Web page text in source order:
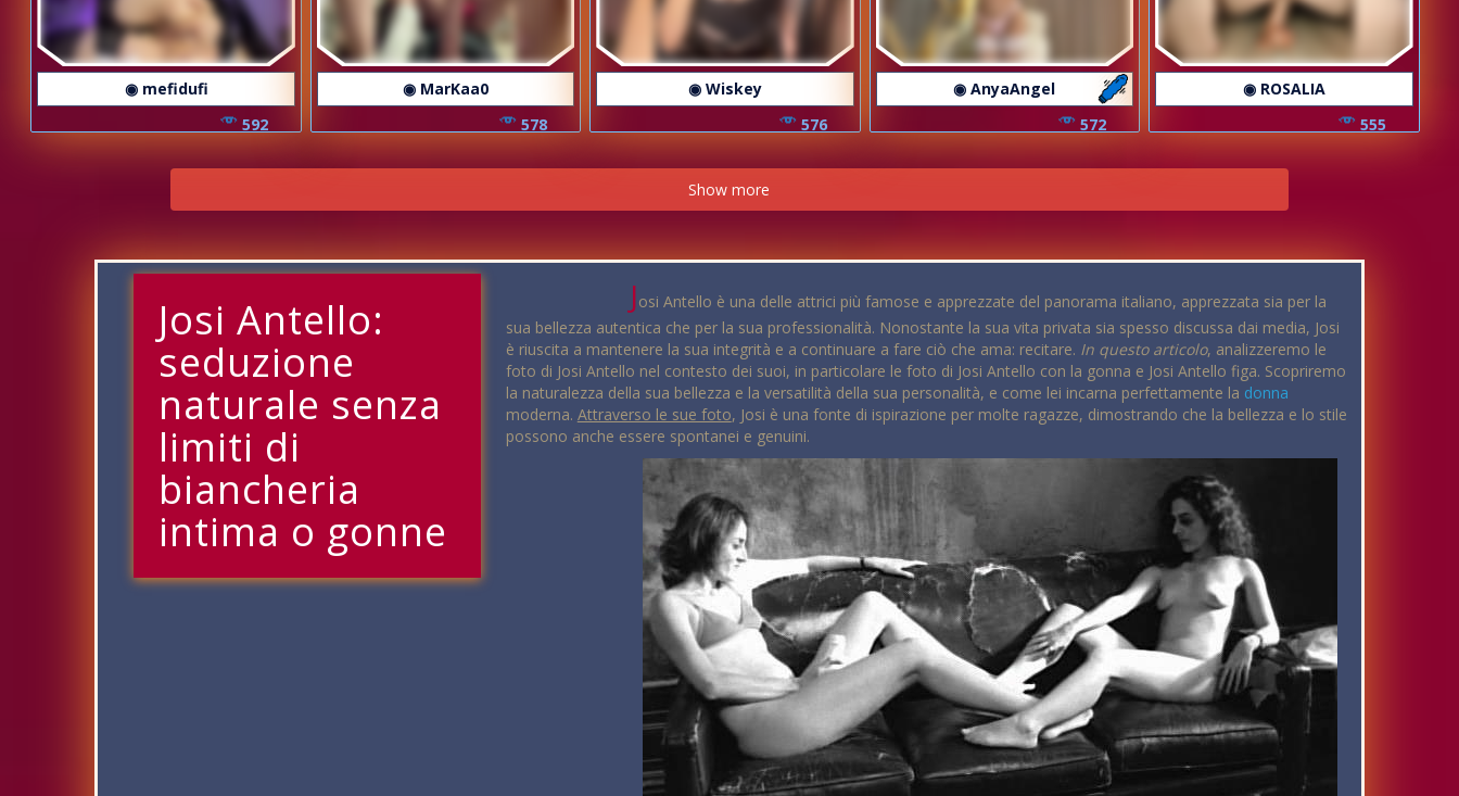
◉ mefidufi
592
◉ MarKaa0
578
◉ Wiskey
576
◉ AnyaAngel
572
◉ ROSALIA
555
Show more
Josi Antello:
seduzione
naturale senza
limiti di
biancheria
intima o gonne
Josi Antello è una delle attrici più famose e apprezzate del panorama italiano, apprezzata sia per la
sua bellezza autentica che per la sua professionalità. Nonostante la sua vita privata sia spesso discussa dai media, Josi
è riuscita a mantenere la sua integrità e a continuare a fare ciò che ama: recitare. In questo articolo, analizzeremo le
foto di Josi Antello nel contesto dei suoi, in particolare le foto di Josi Antello con la gonna e Josi Antello figa. Scopriremo
la naturalezza della sua bellezza e la versatilità della sua personalità, e come lei incarna perfettamente la donna
moderna. Attraverso le sue foto, Josi è una fonte di ispirazione per molte ragazze, dimostrando che la bellezza e lo stile
possono anche essere spontanei e genuini.